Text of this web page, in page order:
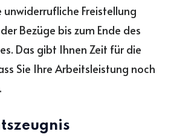
unwiderrufliche Freistellung
Bezüge bis zum Ende des
Das gibt Ihnen Zeit für die
Sie Ihre Arbeitsleistung noch